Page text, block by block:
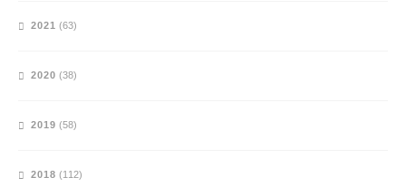
2021 (63)
2020 (38)
2019 (58)
2018 (112)